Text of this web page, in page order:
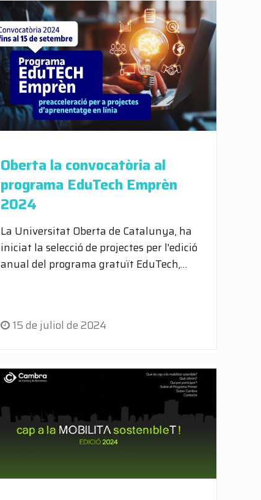
Oberta la convocatòria al
programa EduTech Emprèn
2024
La Universitat Oberta de Catalunya, ha
iniciat la selecció de projectes per l'edició
anual del programa gratuït EduTech,…
15 de juliol de 2024